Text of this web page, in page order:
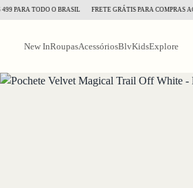
TODO O BRASIL FRETE GRÁTIS PARA COMPRAS
New InRoupasAcessóriosBlvKidsExplore